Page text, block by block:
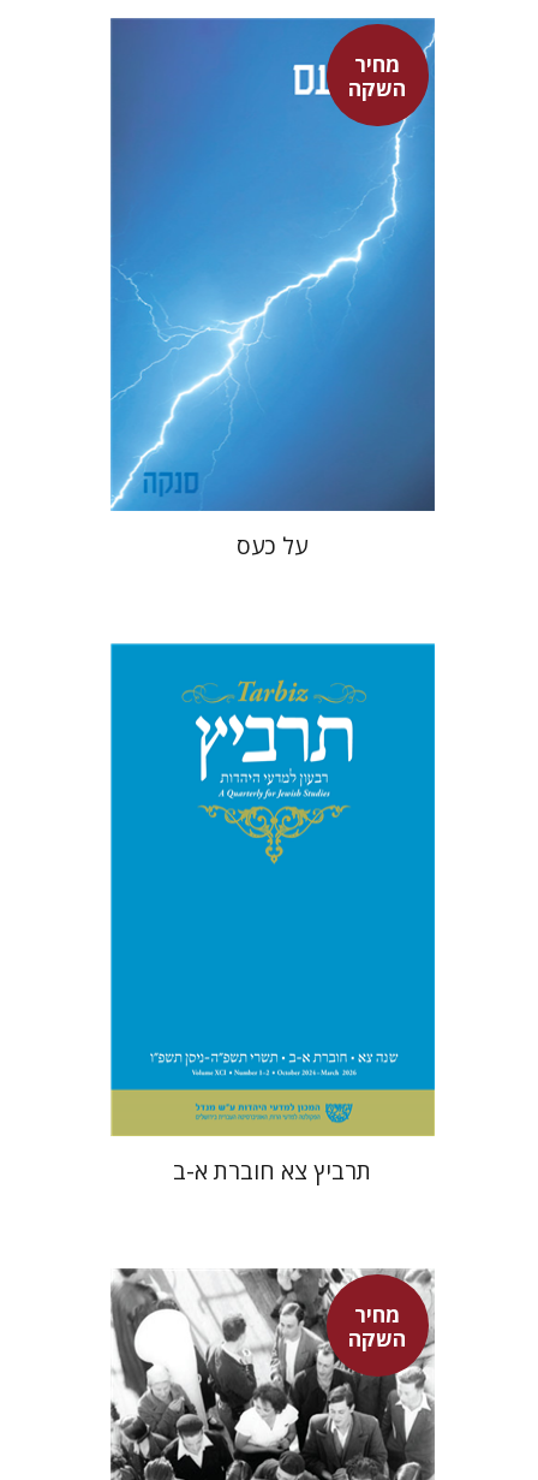
מחיר
השקה
סנקה
דבורה גילולה
דבורה גילולה
מחיר השקה
על כעס
מיכאל סיגל יהונתן גארב
$63
$57
תרביץ צא חוברת א-ב
מחיר
השקה
חגית לבסקי
מאירה טורצקי